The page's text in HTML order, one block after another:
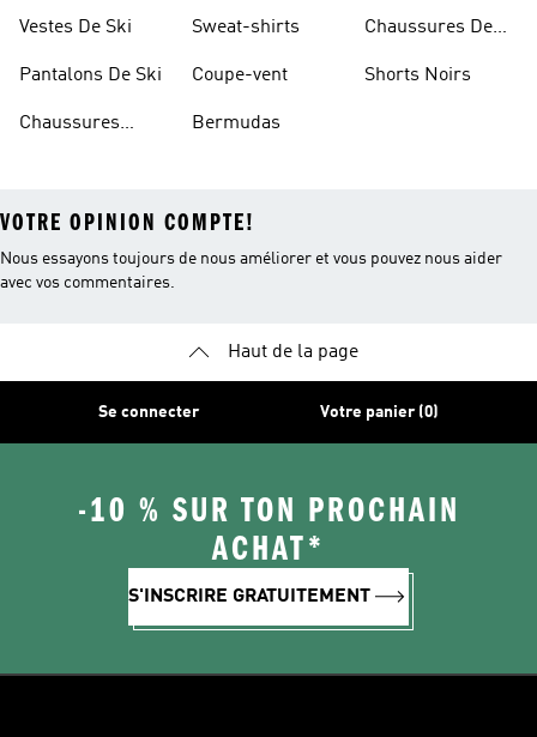
Vestes De Ski
Pantalons De Ski
Chaussures
Sweat-shirts
Coupe-vent
Bermudas
Chaussures De
Shorts Noirs
VOTRE OPINION COMPTE!
Nous essayons toujours de nous améliorer et vous pouvez nous aider
avec vos commentaires.
Haut de la page
Se connecter Votre panier (0)
-10 % SUR TON PROCHAIN
ACHAT*
S'INSCRIRE GRATUITEMENT